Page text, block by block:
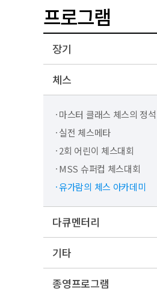
프로그램
장기
체스
마스터 클래스 체스의 정석
실전 체스메타
2회 어린이 체스대회
MSS 슈퍼컵 체스대회
유가람의 체스 아카데미
다큐멘터리
기타
종영프로그램